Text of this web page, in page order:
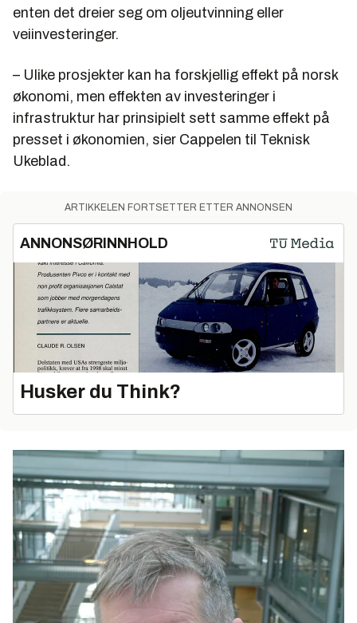
enten det dreier seg om oljeutvinning eller
veiinvesteringer.
– Ulike prosjekter kan ha forskjellig effekt på norsk
økonomi, men effekten av investeringer i
infrastruktur har prinsipielt sett samme effekt på
presset i økonomien, sier Cappelen til Teknisk
Ukeblad.
ARTIKKELEN FORTSETTER ETTER ANNONSEN
ANNONSØRINNHOLD
Husker du Think?